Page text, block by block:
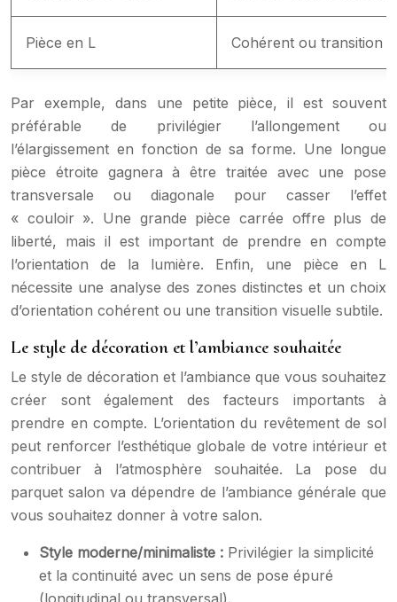
Pièce en L Cohérent ou transition
Par exemple, dans une petite pièce, il est souvent
préférable de privilégier l’allongement ou
l’élargissement en fonction de sa forme. Une longue
pièce étroite gagnera à être traitée avec une pose
transversale ou diagonale pour casser l’effet
« couloir ». Une grande pièce carrée offre plus de
liberté, mais il est important de prendre en compte
l’orientation de la lumière. Enfin, une pièce en L
nécessite une analyse des zones distinctes et un choix
d’orientation cohérent ou une transition visuelle subtile.
Le style de décoration et l’ambiance souhaitée
Le style de décoration et l’ambiance que vous souhaitez
créer sont également des facteurs importants à
prendre en compte. L’orientation du revêtement de sol
peut renforcer l’esthétique globale de votre intérieur et
contribuer à l’atmosphère souhaitée. La pose du
parquet salon va dépendre de l’ambiance générale que
vous souhaitez donner à votre salon.
Style moderne/minimaliste : Privilégier la simplicité
et la continuité avec un sens de pose épuré
(longitudinal ou transversal).